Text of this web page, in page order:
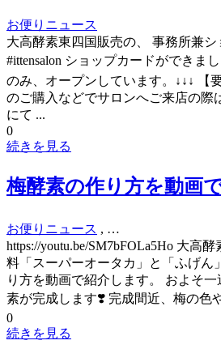
お便り ニュース
大高酵素東四国販売の、 事務所兼シ
#ittensalon ショップカードができま
のみ、オープンしています。↓↓↓ 【
のご購入などでサロンへご来店の際
にて ...
0
続きを見る
梅酵素の作り方を動画
お便り ニュース , …
https://youtu.be/SM7bFOLa5Ho 大高
料「スーパーオータカ」と「ふげん
り方を動画で紹介します。 およそ
素が完成します❣️ 完成間近、梅の色
0
続きを見る